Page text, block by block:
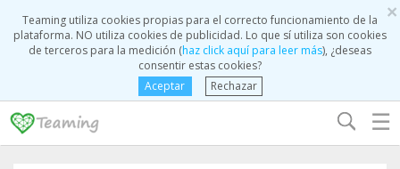
×
Teaming utiliza cookies propias para el correcto funcionamiento de la
plataforma. NO utiliza cookies de publicidad. Lo que sí utiliza son cookies
de terceros para la medición (haz click aquí para leer más), ¿deseas
consentir estas cookies?
Aceptar
Rechazar
☰